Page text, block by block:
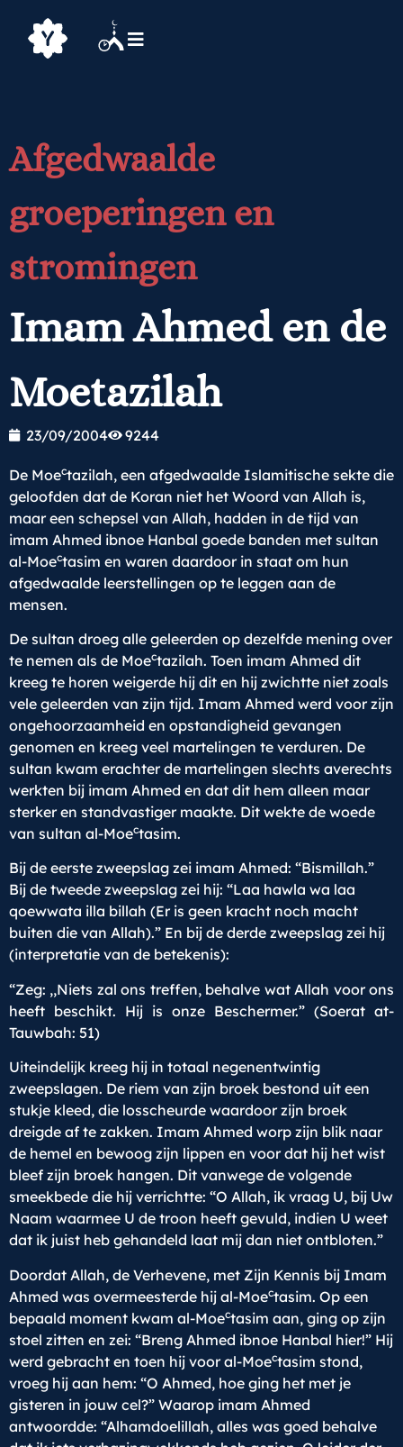
Afgedwaalde
groeperingen en
stromingen
Imam Ahmed en de
Moetazilah
23/09/2004 9244
De Moectazilah, een afgedwaalde Islamitische sekte die
geloofden dat de Koran niet het Woord van Allah is,
maar een schepsel van Allah, hadden in de tijd van
imam Ahmed ibnoe Hanbal goede banden met sultan
al-Moectasim en waren daardoor in staat om hun
afgedwaalde leerstellingen op te leggen aan de
mensen.
De sultan droeg alle geleerden op dezelfde mening over
te nemen als de Moectazilah. Toen imam Ahmed dit
kreeg te horen weigerde hij dit en hij zwichtte niet zoals
vele geleerden van zijn tijd. Imam Ahmed werd voor zijn
ongehoorzaamheid en opstandigheid gevangen
genomen en kreeg veel martelingen te verduren. De
sultan kwam erachter de martelingen slechts averechts
werkten bij imam Ahmed en dat dit hem alleen maar
sterker en standvastiger maakte. Dit wekte de woede
van sultan al-Moectasim.
Bij de eerste zweepslag zei imam Ahmed: “Bismillah.”
Bij de tweede zweepslag zei hij: “Laa hawla wa laa
qoewwata illa billah (Er is geen kracht noch macht
buiten die van Allah).” En bij de derde zweepslag zei hij
(interpretatie van de betekenis):
“Zeg: ,,Niets zal ons treffen, behalve wat Allah voor ons
heeft beschikt. Hij is onze Beschermer.” (Soerat at-
Tauwbah: 51)
Uiteindelijk kreeg hij in totaal negenentwintig
zweepslagen. De riem van zijn broek bestond uit een
stukje kleed, die losscheurde waardoor zijn broek
dreigde af te zakken. Imam Ahmed worp zijn blik naar
de hemel en bewoog zijn lippen en voor dat hij het wist
bleef zijn broek hangen. Dit vanwege de volgende
smeekbede die hij verrichtte: “O Allah, ik vraag U, bij Uw
Naam waarmee U de troon heeft gevuld, indien U weet
dat ik juist heb gehandeld laat mij dan niet ontbloten.”
Doordat Allah, de Verhevene, met Zijn Kennis bij Imam
Ahmed was overmeesterde hij al-Moectasim. Op een
bepaald moment kwam al-Moectasim aan, ging op zijn
stoel zitten en zei: “Breng Ahmed ibnoe Hanbal hier!” Hij
werd gebracht en toen hij voor al-Moectasim stond,
vroeg hij aan hem: “O Ahmed, hoe ging het met je
gisteren in jouw cel?” Waarop imam Ahmed
antwoordde: “Alhamdoelillah, alles was goed behalve